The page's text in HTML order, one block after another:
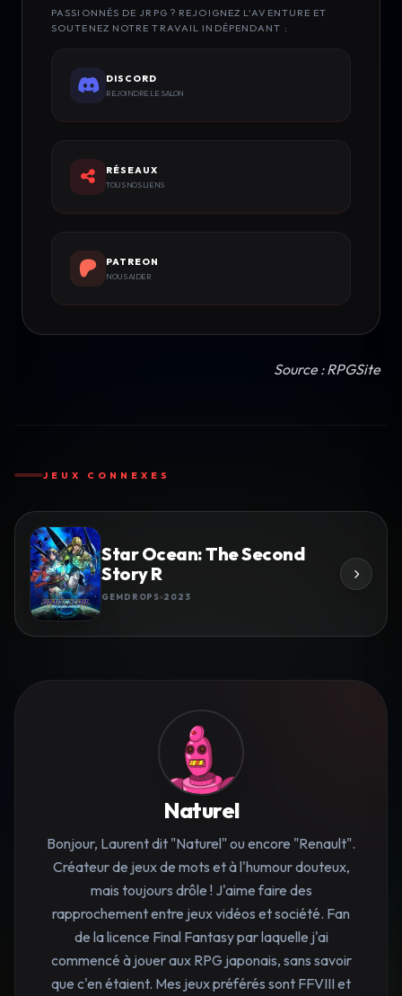
PASSIONNÉS DE JRPG ? REJOIGNEZ L'AVENTURE ET
SOUTENEZ NOTRE TRAVAIL INDÉPENDANT :
DISCORD
REJOINDRE LE SALON
RÉSEAUX
TOUS NOS LIENS
PATREON
NOUS AIDER
Source : RPGSite
JEUX CONNEXES
Star Ocean: The Second
Story R
GEMDROPS 2023
Naturel
Bonjour, Laurent dit "Naturel" ou encore "Renault".
Créateur de jeux de mots et à l'humour douteux,
mais toujours drôle ! J'aime faire des
rapprochement entre jeux vidéos et société. Fan
de la licence Final Fantasy par laquelle j'ai
commencé à jouer aux RPG japonais, sans savoir
que c'en étaient. Mes jeux préférés sont FFVIII et